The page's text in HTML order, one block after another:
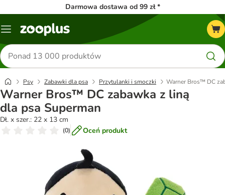
Darmowa dostawa od 99 zł *
Menu
Szukaj
produktów
Psy Zabawki dla psa Przytulanki i smoczki Warner Bros™ DC
Warner Bros™ DC zabawka z liną
dla psa Superman
Dł. x szer.: 22 x 13 cm
(0) Oceń produkt